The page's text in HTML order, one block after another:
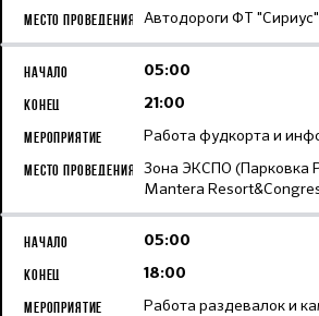
Автодороги ФТ "Сириус"
05:00
21:00
Работа фудкорта и
Зона ЭКСПО (Парковка
Mantera
05:00
18:00
Работа раздевалок и